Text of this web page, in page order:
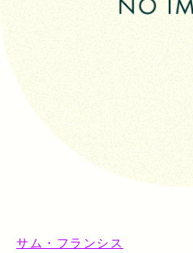
サム・フランシス